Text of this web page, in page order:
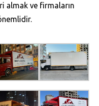
almak ve firmaların